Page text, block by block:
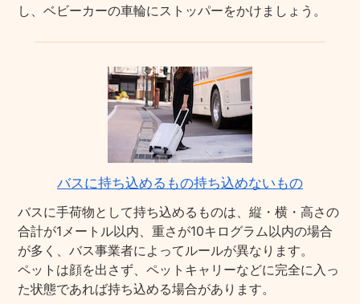
し、ベビーカーの車輪にストッパーをかけましょう。
バスに持ち込めるもの持ち込めないもの
バスに手荷物として持ち込めるものは、縦・横・高さの
合計が1メートル以内、重さが10キログラム以内の場合
が多く、バス事業者によってルールが異なります。
ペットは顔を出さず、ペットキャリーなどに完全に入っ
た状態であれば持ち込める場合があります。